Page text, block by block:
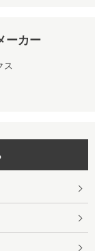
ーカー
ス